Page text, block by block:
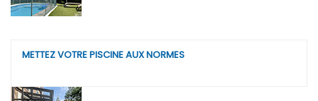
METTEZ VOTRE PISCINE AUX NORMES